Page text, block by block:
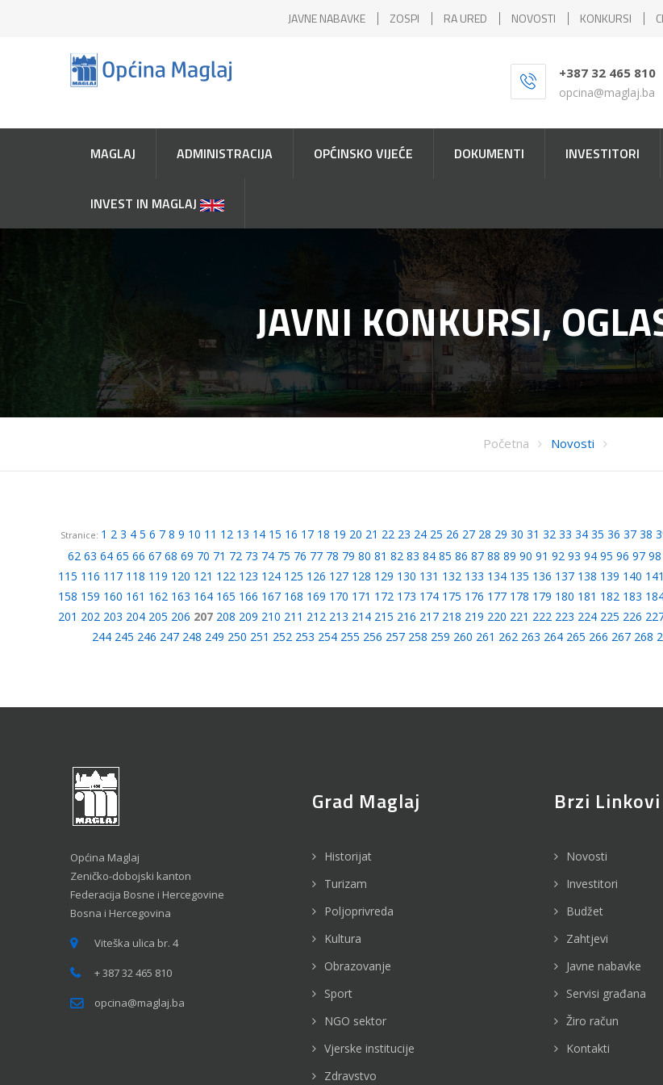
JAVNE NABAVKE ZOSPI RA URED NOVOSTI KONKURSI
+387 32 465 810
opcina@maglaj.ba
MAGLAJ ADMINISTRACIJA OPĆINSKO VIJEĆE DOKUMENTI INVESTITORI
INVEST IN MAGLAJ
JAVNI KONKURSI,
Početna Novosti
Stranice: 1 2 3 4 5 6 7 8 9 10 11 12 13 14 15 16 17 18 19 20 21 22 23 24 25 26 27 28 29 30 31 32 33 34 35 36 37 38
62 63 64 65 66 67 68 69 70 71 72 73 74 75 76 77 78 79 80 81 82 83 84 85 86 87 88 89 90 91 92 93 94 95 96 97 98
115 116 117 118 119 120 121 122 123 124 125 126 127 128 129 130 131 132 133 134 135 136 137 138 139 140 141
158 159 160 161 162 163 164 165 166 167 168 169 170 171 172 173 174 175 176 177 178 179 180 181 182 183
201 202 203 204 205 206 207 208 209 210 211 212 213 214 215 216 217 218 219 220 221 222 223 224 225 226
244 245 246 247 248 249 250 251 252 253 254 255 256 257 258 259 260 261 262 263 264 265 266 267 268
Općina Maglaj
Zeničko-dobojski kanton
Federacija Bosne i Hercegovine
Bosna i Hercegovina
Viteška ulica br. 4
+ 387 32 465 810
opcina@maglaj.ba
Grad Maglaj
Historijat
Turizam
Poljoprivreda
Kultura
Obrazovanje
Sport
NGO sektor
Vjerske institucije
Zdravstvo
Brzi Linkovi
Novosti
Investitori
Budžet
Zahtjevi
Javne nabavke
Servisi građana
Žiro račun
Kontakti